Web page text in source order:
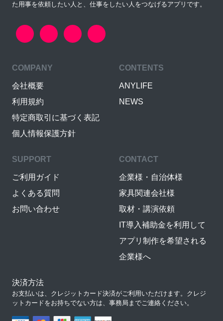
た用事を依頼したい人と、仕事をしたい人をつなげるアプリです。
COMPANY
会社概要
利用規約
特定商取引に基づく表記
個人情報保護方針
CONTENTS
ANYLIFE
NEWS
SUPPORT
ご利用ガイド
よくある質問
お問い合わせ
CONTACT
企業様・自治体様
家具関連会社様
取材・講演依頼
IT導入補助金を利用して
アプリ制作を希望される
企業様へ
決済方法
お支払いは、クレジットカード決済がご利用いただけます。クレジ
ットカードをお持ちでない方は、事務局までご連絡ください。